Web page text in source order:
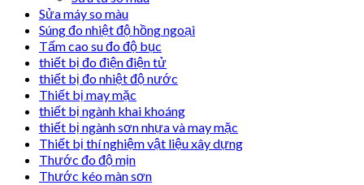
Sửa máy so màu
Súng đo nhiệt độ hồng ngoại
Tấm cao su đo độ bục
thiết bị đo điện điện tử
thiết bị đo nhiệt độ nước
Thiết bị may mặc
thiết bị ngành khai khoáng
thiết bị ngành sơn nhựa và may mặc
Thiết bị thí nghiệm vật liệu xây dựng
Thước đo độ mịn
Thước kéo màn sơn